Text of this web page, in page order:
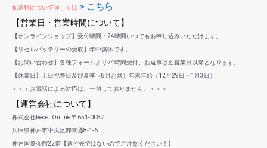
配送料について詳しくは ＞こちら
【営業日・営業時間について】
【オンラインショップ】受付時間：24時間いつでもお申し込みいただけます。
【リセルバッテリーの受取】年中無休です。
【お問い合わせ】各種フォームより24時間受付、お返事は翌営業日以降となります。
【休業日】土日祝祭日及び夏季（8月お盆）年末年始（12月29日～1月3日）
＜＜＜お電話による対応は、一切しておりません。＞＞＞
【運営会社について】
株式会社RecellOnline 〒651-0087
兵庫県神戸市中央区卸幸通8-1-6
神戸国際会館22階【送付先ではないのでご注意ください！】